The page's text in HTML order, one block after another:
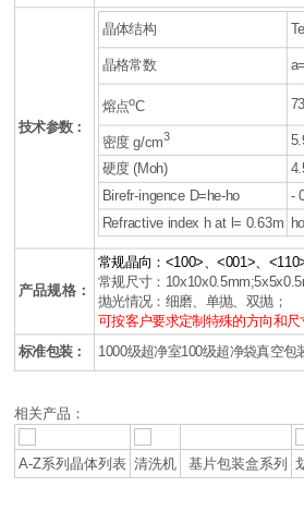
技术参数：
晶体结构
晶格常数
熔点oC
密度 g/cm3
硬度 (Moh)
Birefr-ingence D=he-ho
-
Refractive index h at l= 0.63m
产品规格：
常规晶向：<100>、<001>、
常规尺寸：
抛光情况：细磨、单抛、双抛；
可按客户要求定制特殊的方向和尺
标准包装： 1000级超净室100级超净袋真空包
相关产品：
A-Z系列晶体列表 清洗机 基片包装盒系列